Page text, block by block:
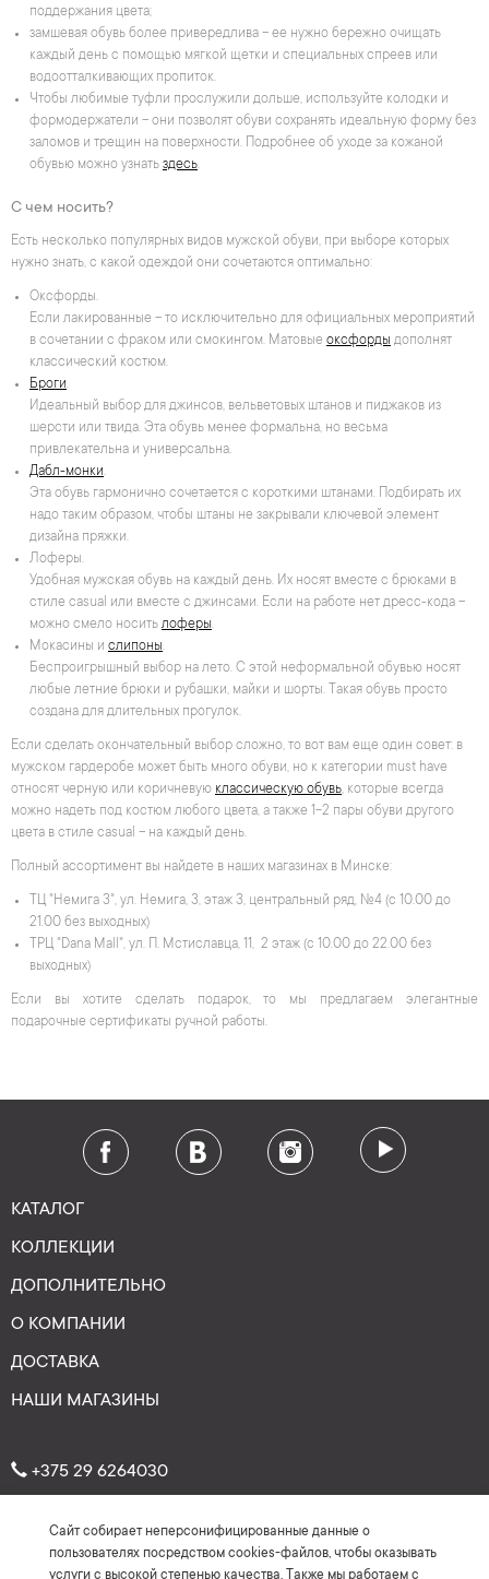
поддержания цвета;
замшевая обувь более привередлива – ее нужно бережно очищать
каждый день с помощью мягкой щетки и специальных спреев или
водоотталкивающих пропиток.
Чтобы любимые туфли прослужили дольше, используйте колодки и
формодержатели – они позволят обуви сохранять идеальную форму без
заломов и трещин на поверхности. Подробнее об уходе за кожаной
обувью можно узнать здесь.
С чем носить?
Есть несколько популярных видов мужской обуви, при выборе которых
нужно знать, с какой одеждой они сочетаются оптимально:
Оксфорды.
Если лакированные – то исключительно для официальных мероприятий
в сочетании с фраком или смокингом. Матовые оксфорды дополнят
классический костюм.
Броги.
Идеальный выбор для джинсов, вельветовых штанов и пиджаков из
шерсти или твида. Эта обувь менее формальна, но весьма
привлекательна и универсальна.
Дабл-монки.
Эта обувь гармонично сочетается с короткими штанами. Подбирать их
надо таким образом, чтобы штаны не закрывали ключевой элемент
дизайна пряжки.
Лоферы.
Удобная мужская обувь на каждый день. Их носят вместе с брюками в
стиле casual или вместе с джинсами. Если на работе нет дресс-кода –
можно смело носить лоферы.
Мокасины и слипоны.
Беспроигрышный выбор на лето. С этой неформальной обувью носят
любые летние брюки и рубашки, майки и шорты. Такая обувь просто
создана для длительных прогулок.
Если сделать окончательный выбор сложно, то вот вам еще один совет: в
мужском гардеробе может быть много обуви, но к категории must have
относят черную или коричневую классическую обувь, которые всегда
можно надеть под костюм любого цвета, а также 1-2 пары обуви другого
цвета в стиле casual – на каждый день.
Полный ассортимент вы найдете в наших магазинах в Минске:
ТЦ "Немига 3", ул. Немига, 3, этаж 3, центральный ряд, №4 (с 10.00 до
21.00 без выходных)
ТРЦ "Dana Mall", ул. П. Мстиславца, 11, 2 этаж (с 10.00 до 22.00 без
выходных)
Если вы хотите сделать подарок, то мы предлагаем элегантные
подарочные сертификаты ручной работы.
КАТАЛОГ
КОЛЛЕКЦИИ
ДОПОЛНИТЕЛЬНО
О КОМПАНИИ
ДОСТАВКА
НАШИ МАГАЗИНЫ
+375 29 6264030
Рейтинг: 4.7 ★ ★★ ★★
(На основе более 150 отзывов)
Сайт собирает неперсонифицированные данные о
пользователях посредством cookies-файлов, чтобы оказывать
услуги с высокой степенью качества. Также мы работаем с